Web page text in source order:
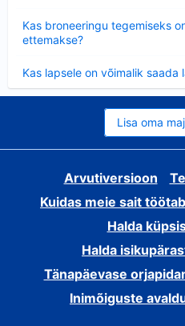
Kas broneeringu tegemiseks
ettemakse?
Kas lapsele on võimalik saada
Lisa oma
Arvutiversioon
Kuidas meie sait
Halda
Halda
Tänapäevase
Inimõiguste